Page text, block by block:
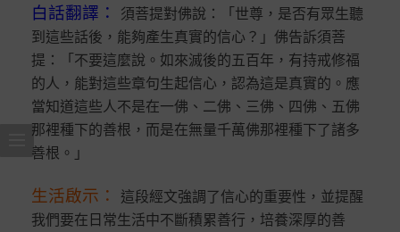
白話翻譯 ：
須菩提對佛說：「世尊，是否有眾生聽
到這些話後，能夠產生真實的信心？」佛告訴須菩
提：「不要這麼說。如來滅後的五百年，有持戒修福
的人，能對這些章句生起信心，認為這是真實的。應
當知道這些人不是在一佛、二佛、三佛、四佛、五佛
那裡種下的善根，而是在無量千萬佛那裡種下了諸多
善根。」
生活啟示 ：
這段經文強調了信心的重要性，並提醒
我們要在日常生活中不斷積累善行，培養深厚的善